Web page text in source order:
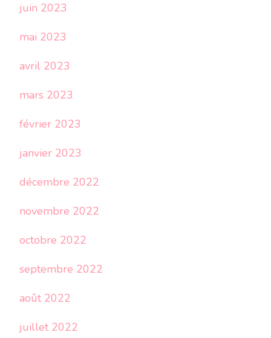
juin 2023
mai 2023
avril 2023
mars 2023
février 2023
janvier 2023
décembre 2022
novembre 2022
octobre 2022
septembre 2022
août 2022
juillet 2022